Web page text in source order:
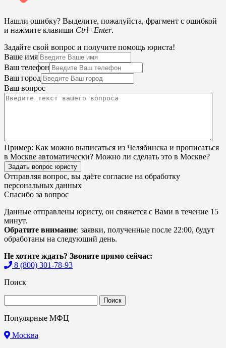
Нашли ошибку? Выделите, пожалуйста, фрагмент с ошибкой
и нажмите клавиши Ctrl+Enter.
Задайте свой вопрос и получите помощь юриста!
Ваше имя
Ваш телефон
Ваш город
Ваш вопрос
Пример: Как можно выписаться из Челябинска и прописаться
в Москве автоматически? Можно ли сделать это в Москве?
Задать вопрос юристу
Отправляя вопрос, вы даёте согласие на обработку
персональных данных
Спасибо за вопрос
Данные отправлены юристу, он свяжется с Вами в течение 15
минут.
Обратите внимание: заявки, полученные после 22:00, будут
обработаны на следующий день.
Не хотите ждать? Звоните прямо сейчас:
8 (800) 301-78-93
Поиск
Популярные МФЦ
Москва